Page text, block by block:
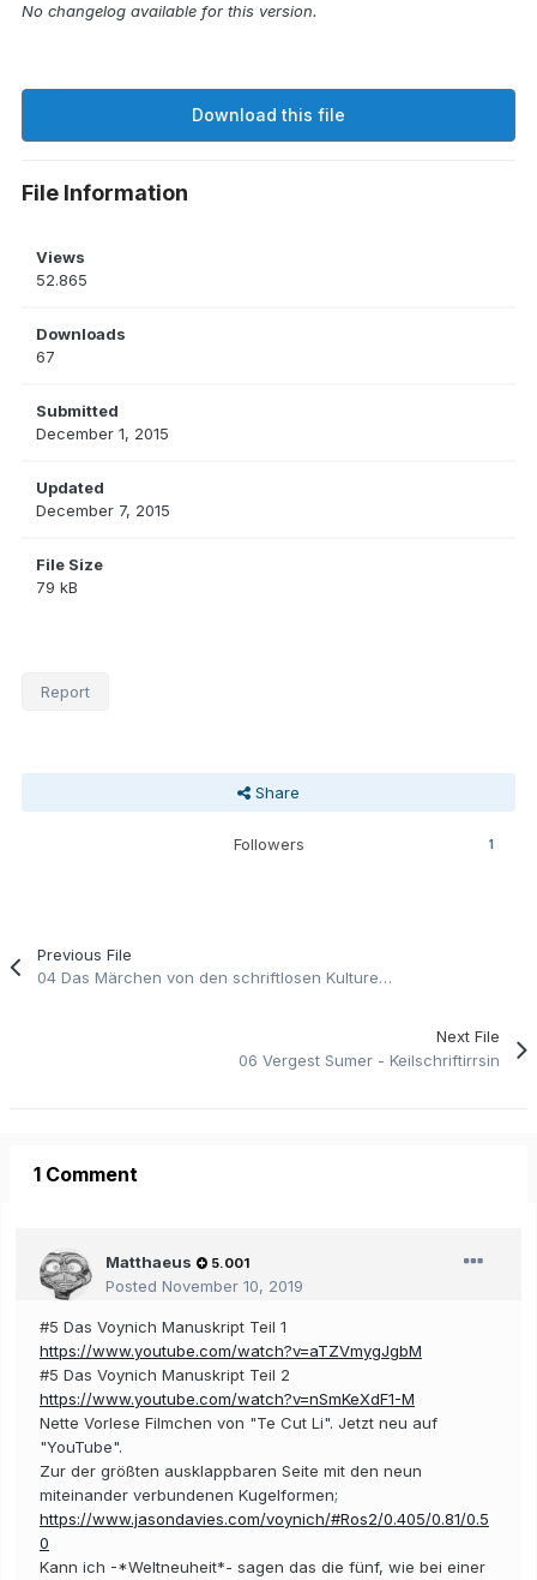
No changelog available for this version.
Download this file
File Information
Views
52.865
Downloads
67
Submitted
December 1, 2015
Updated
December 7, 2015
File Size
79 kB
Report
Share
Followers 1
Previous File
04 Das Märchen von den schriftlosen Kulturen Südamerikas.pdf
Next File
06 Vergest Sumer - Keilschriftirrsin
1 Comment
Matthaeus 5.001
Posted November 10, 2019
#5 Das Voynich Manuskript Teil 1
https://www.youtube.com/watch?v=aTZVmygJgbM
#5 Das Voynich Manuskript Teil 2
https://www.youtube.com/watch?v=nSmKeXdF1-M
Nette Vorlese Filmchen von "Te Cut Li". Jetzt neu auf
"YouTube".
Zur der größten ausklappbaren Seite mit den neun
miteinander verbundenen Kugelformen;
https://www.jasondavies.com/voynich/#Ros2/0.405/0.81/0.5
0
Kann ich -*Weltneuheit*- sagen das die fünf, wie bei einer